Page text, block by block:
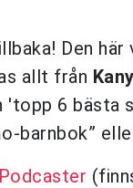
Den här
allt från
'topp 6 bästa
barnbok”
Podcaster